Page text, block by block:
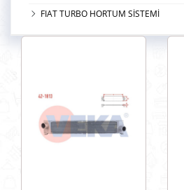
FIAT TURBO HORTUM SİSTEMİ